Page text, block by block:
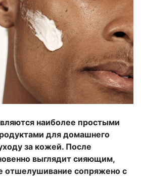
наиболее простыми
для домашнего
за кожей. После
выглядит сияющим,
отшелушивание сопряжено с